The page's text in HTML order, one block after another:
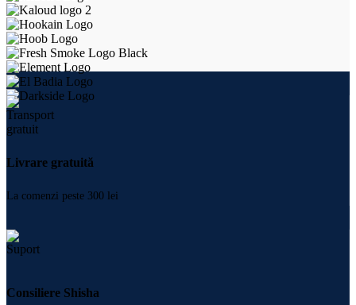
Livrare gratuită
La comenzi peste 300 lei
Consiliere Shisha